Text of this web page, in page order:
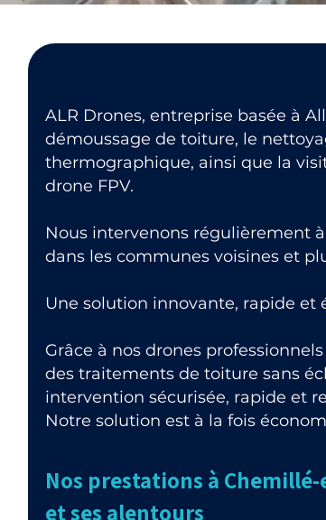
ALR Drones, entreprise basée à
démoussage de toiture, le
thermographique, ainsi que la
drone FPV.
Nous intervenons régulièrement
dans les communes voisines et
Une solution innovante, rapide et
Grâce à nos drones
des traitements de toiture sans
intervention sécurisée, rapide et
Notre solution est à la fois
Nos prestations à
et ses alentours